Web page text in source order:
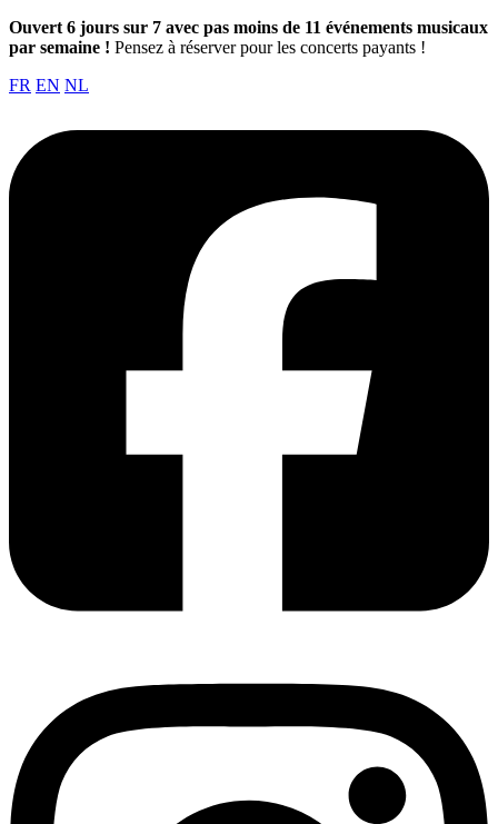
Ouvert 6 jours sur 7 avec pas moins de 11 événements musicaux
par semaine ! Pensez à réserver pour les concerts payants !
FR EN NL